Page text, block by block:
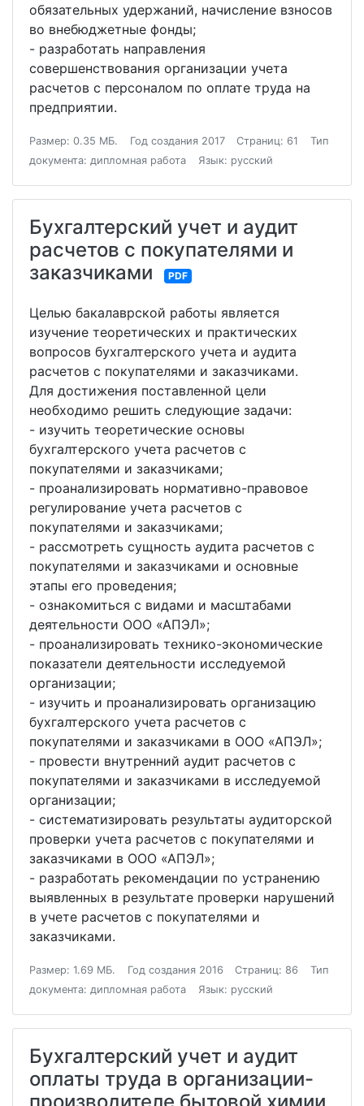
обязательных удержаний, начисление взносов
во внебюджетные фонды;
- разработать направления
совершенствования организации учета
расчетов с персоналом по оплате труда на
предприятии.
Размер: 0.35 МБ. Год создания 2017 Страниц: 61
Тип
документа: дипломная работа
Язык: русский
Бухгалтерский учет и аудит
расчетов с покупателями и
заказчиками
PDF
Целью бакалаврской работы является
изучение теоретических и практических
вопросов бухгалтерского учета и аудита
расчетов с покупателями и заказчиками.
Для достижения поставленной цели
необходимо решить следующие задачи:
- изучить теоретические основы
бухгалтерского учета расчетов с
покупателями и заказчиками;
- проанализировать нормативно-правовое
регулирование учета расчетов с
покупателями и заказчиками;
- рассмотреть сущность аудита расчетов с
покупателями и заказчиками и основные
этапы его проведения;
- ознакомиться с видами и масштабами
деятельности ООО «АПЭЛ»;
- проанализировать технико-экономические
показатели деятельности исследуемой
организации;
- изучить и проанализировать организацию
бухгалтерского учета расчетов с
покупателями и заказчиками в ООО «АПЭЛ»;
- провести внутренний аудит расчетов с
покупателями и заказчиками в исследуемой
организации;
- систематизировать результаты аудиторской
проверки учета расчетов с покупателями и
заказчиками в ООО «АПЭЛ»;
- разработать рекомендации по устранению
выявленных в результате проверки нарушений
в учете расчетов с покупателями и
заказчиками.
Размер: 1.69 МБ. Год создания 2016 Страниц: 86
Тип
документа: дипломная работа
Язык: русский
Бухгалтерский учет и аудит
оплаты труда в организации-